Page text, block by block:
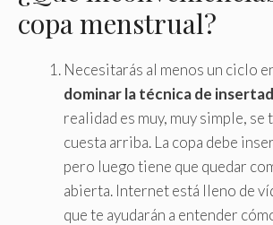
copa menstrual?
Necesitarás al menos un ciclo
dominar la técnica de
realidad es muy, muy simple, se
cuesta arriba. La copa debe
pero luego tiene que quedar
abierta. Internet está lleno de
que te ayudarán a entender